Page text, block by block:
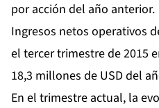
por acción del año anterior.
Ingresos netos operativos
el tercer trimestre de 2015
18,3 millones de USD del
En el trimestre actual, la